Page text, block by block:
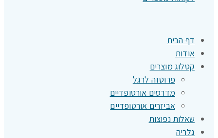
דף הבית
אודות
קטלוג מוצרים
פרוטזה לרגל
מדרסים אורטופדיים
אביזרים אורטופדיים
שאלות נפוצות
גלריה